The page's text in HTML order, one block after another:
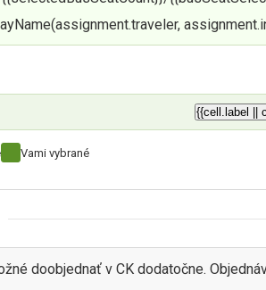
{{cell.label ||
Vami vybrané
doobjednať v CK dodatočne.